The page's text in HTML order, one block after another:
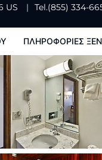
US Tel.(855) 334-
ΠΛΗΡΟΦΟΡΊΕΣ